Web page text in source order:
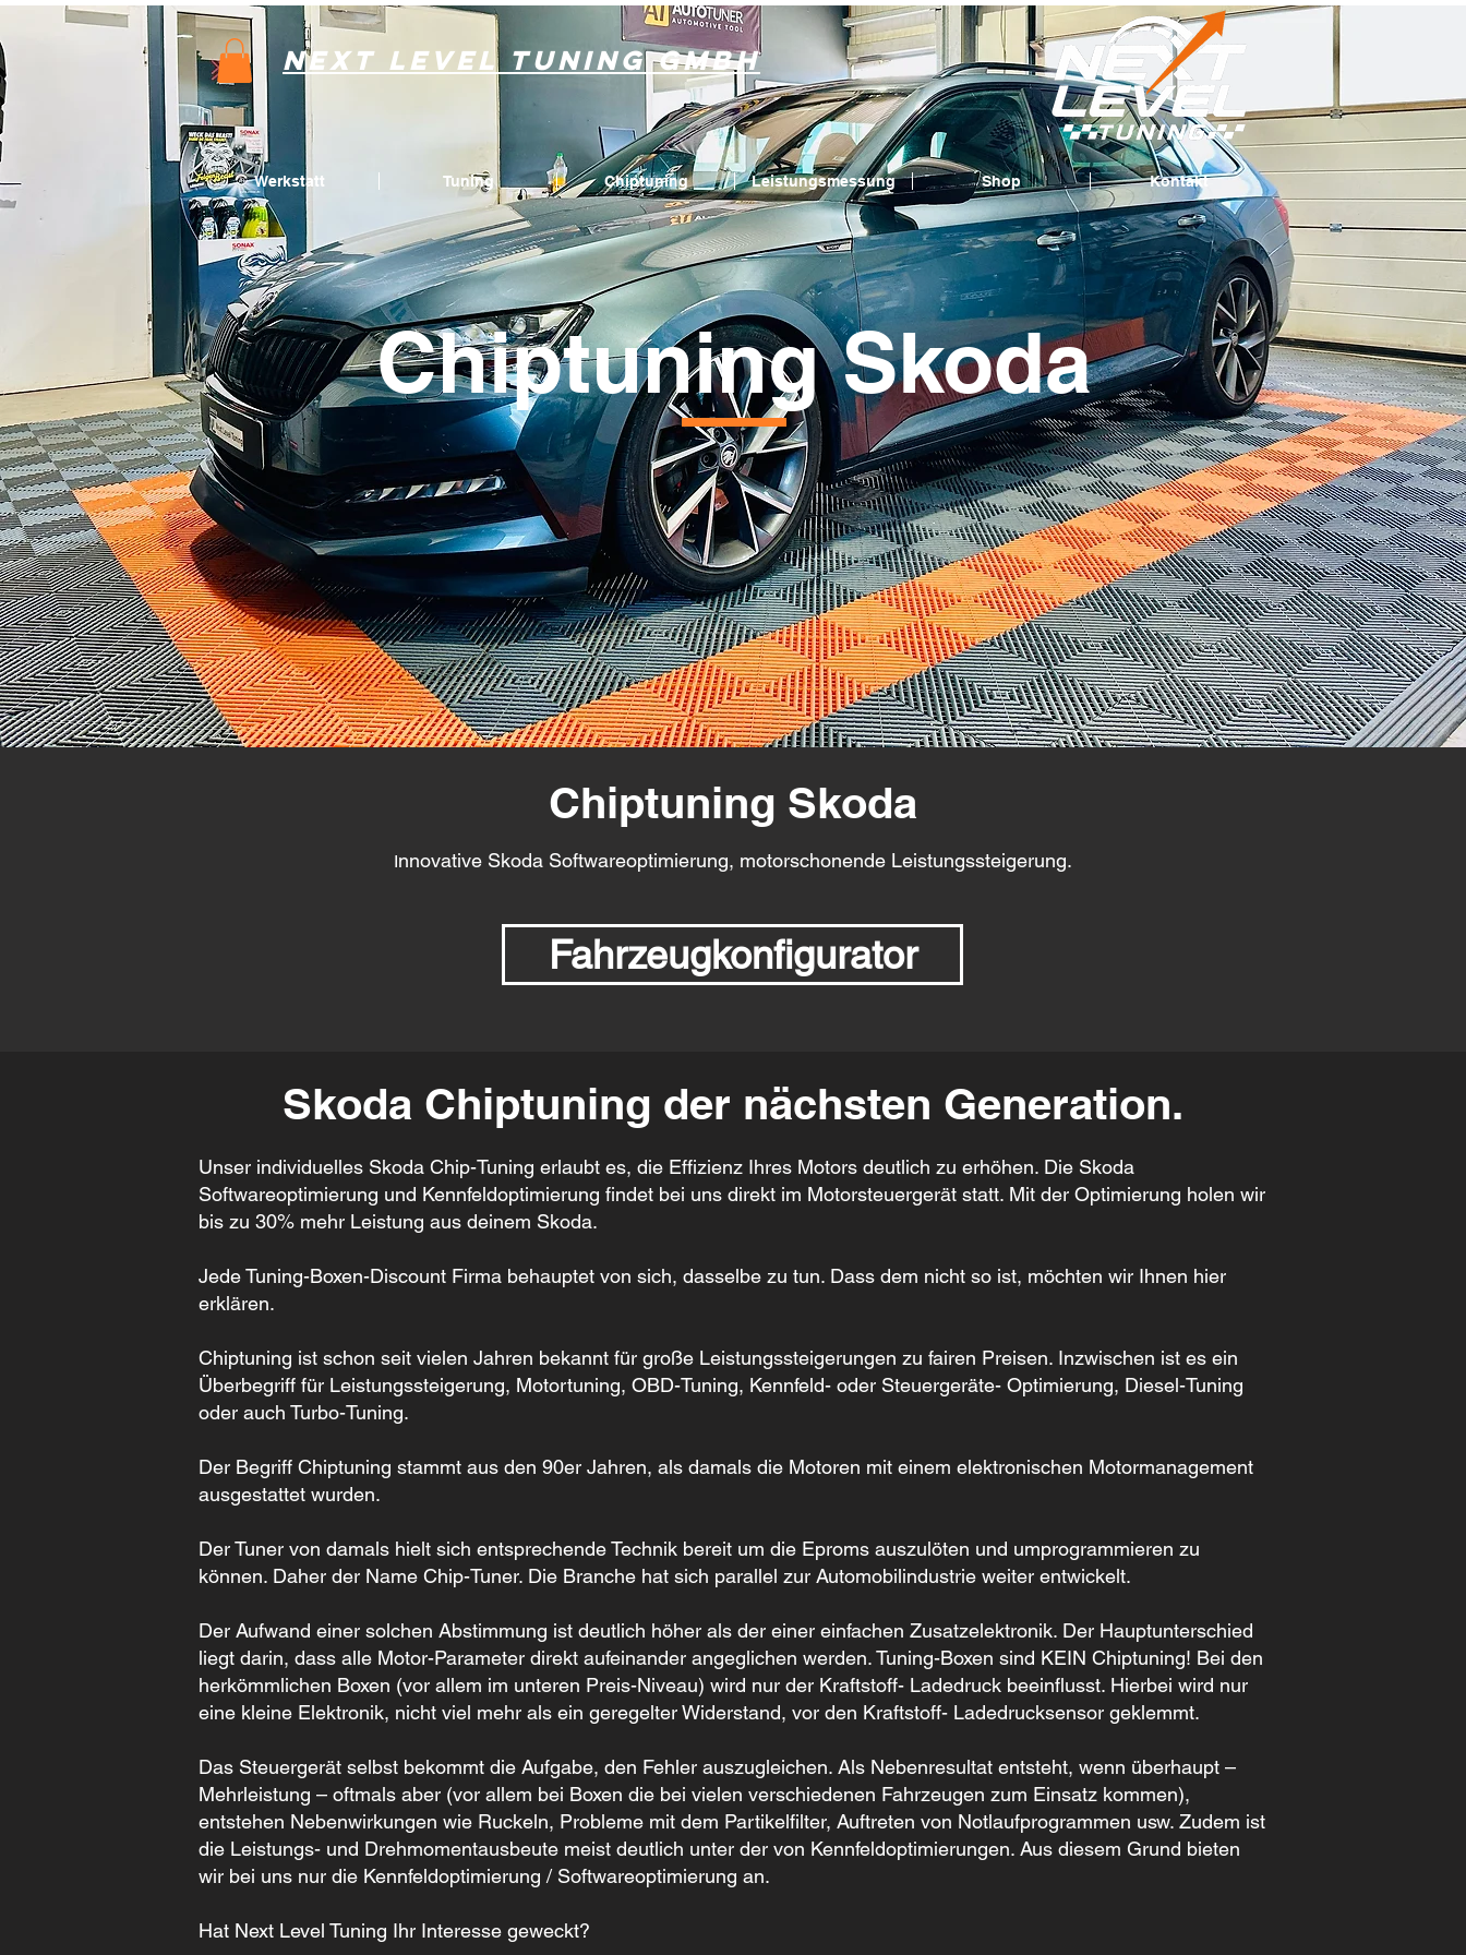
Next Level Tuning GmbH
Werkstatt Tuning Chiptuning Leistungsmessung Shop Kontakt
Chiptuning Skoda
Chiptuning Skoda
Innovative Skoda Softwareoptimierung, motorschonende Leistungssteigerung.
Fahrzeugkonfigurator
Skoda Chiptuning der nächsten Generation.
Unser individuelles Skoda Chip-Tuning erlaubt es, die Effizienz Ihres Motors deutlich zu erhöhen. Die Skoda
Softwareoptimierung und Kennfeldoptimierung findet bei uns direkt im Motorsteuergerät statt. Mit der Optimierung holen wir
bis zu 30% mehr Leistung aus deinem Skoda.
Jede Tuning-Boxen-Discount Firma behauptet von sich, dasselbe zu tun. Dass dem nicht so ist, möchten wir Ihnen hier
erklären.
Chiptuning ist schon seit vielen Jahren bekannt für große Leistungssteigerungen zu fairen Preisen. Inzwischen ist es ein
Überbegriff für Leistungssteigerung, Motortuning, OBD-Tuning, Kennfeld- oder Steuergeräte- Optimierung, Diesel-Tuning
oder auch Turbo-Tuning.
Der Begriff Chiptuning stammt aus den 90er Jahren, als damals die Motoren mit einem elektronischen Motormanagement
ausgestattet wurden.
Der Tuner von damals hielt sich entsprechende Technik bereit um die Eproms auszulöten und umprogrammieren zu
können. Daher der Name Chip-Tuner. Die Branche hat sich parallel zur Automobilindustrie weiter entwickelt.
Der Aufwand einer solchen Abstimmung ist deutlich höher als der einer einfachen Zusatzelektronik. Der Hauptunterschied
liegt darin, dass alle Motor-Parameter direkt aufeinander angeglichen werden. Tuning-Boxen sind KEIN Chiptuning! Bei den
herkömmlichen Boxen (vor allem im unteren Preis-Niveau) wird nur der Kraftstoff- Ladedruck beeinflusst. Hierbei wird nur
eine kleine Elektronik, nicht viel mehr als ein geregelter Widerstand, vor den Kraftstoff- Ladedrucksensor geklemmt.
Das Steuergerät selbst bekommt die Aufgabe, den Fehler auszugleichen. Als Nebenresultat entsteht, wenn überhaupt –
Mehrleistung – oftmals aber (vor allem bei Boxen die bei vielen verschiedenen Fahrzeugen zum Einsatz kommen),
entstehen Nebenwirkungen wie Ruckeln, Probleme mit dem Partikelfilter, Auftreten von Notlaufprogrammen usw. Zudem ist
die Leistungs- und Drehmomentausbeute meist deutlich unter der von Kennfeldoptimierungen. Aus diesem Grund bieten
wir bei uns nur die Kennfeldoptimierung / Softwareoptimierung an.
Hat Next Level Tuning Ihr Interesse geweckt?